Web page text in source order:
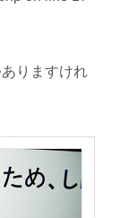
りますけれ